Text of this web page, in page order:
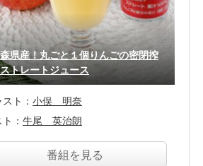
県産！丸ごと１個りんごの密閉搾
トレートジュース
ト： 小俣 明奈
： 牛尾 英治朗
番組を見る